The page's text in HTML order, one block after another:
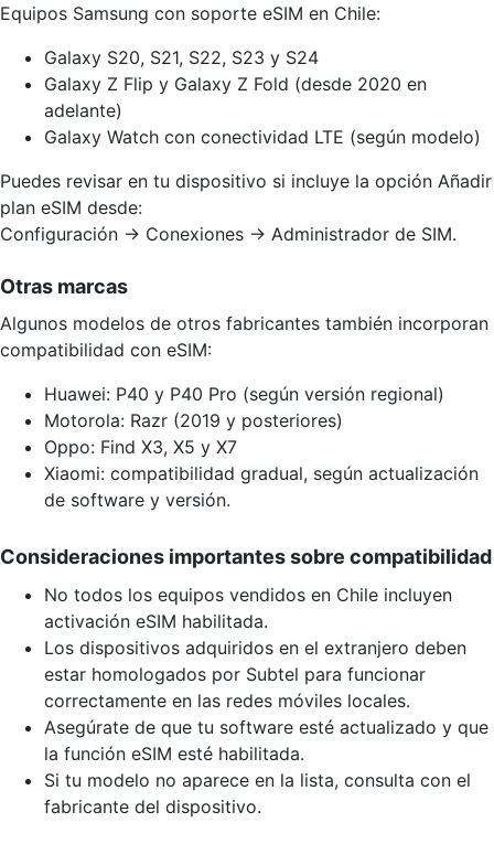
Equipos Samsung con soporte eSIM en Chile:
Galaxy S20, S21, S22, S23 y S24
Galaxy Z Flip y Galaxy Z Fold (desde 2020 en
adelante)
Galaxy Watch con conectividad LTE (según modelo)
Puedes revisar en tu dispositivo si incluye la opción Añadir
plan eSIM desde:
Configuración → Conexiones → Administrador de SIM.
Otras marcas
Algunos modelos de otros fabricantes también incorporan
compatibilidad con eSIM:
Huawei: P40 y P40 Pro (según versión regional)
Motorola: Razr (2019 y posteriores)
Oppo: Find X3, X5 y X7
Xiaomi: compatibilidad gradual, según actualización
de software y versión.
Consideraciones importantes sobre compatibilidad
No todos los equipos vendidos en Chile incluyen
activación eSIM habilitada.
Los dispositivos adquiridos en el extranjero deben
estar homologados por Subtel para funcionar
correctamente en las redes móviles locales.
Asegúrate de que tu software esté actualizado y que
la función eSIM esté habilitada.
Si tu modelo no aparece en la lista, consulta con el
fabricante del dispositivo.